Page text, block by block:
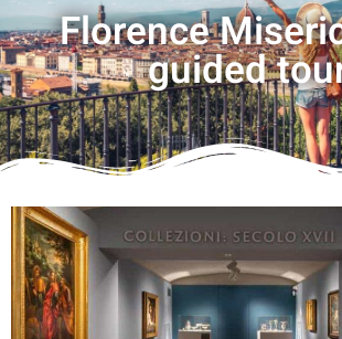
Florence
guided